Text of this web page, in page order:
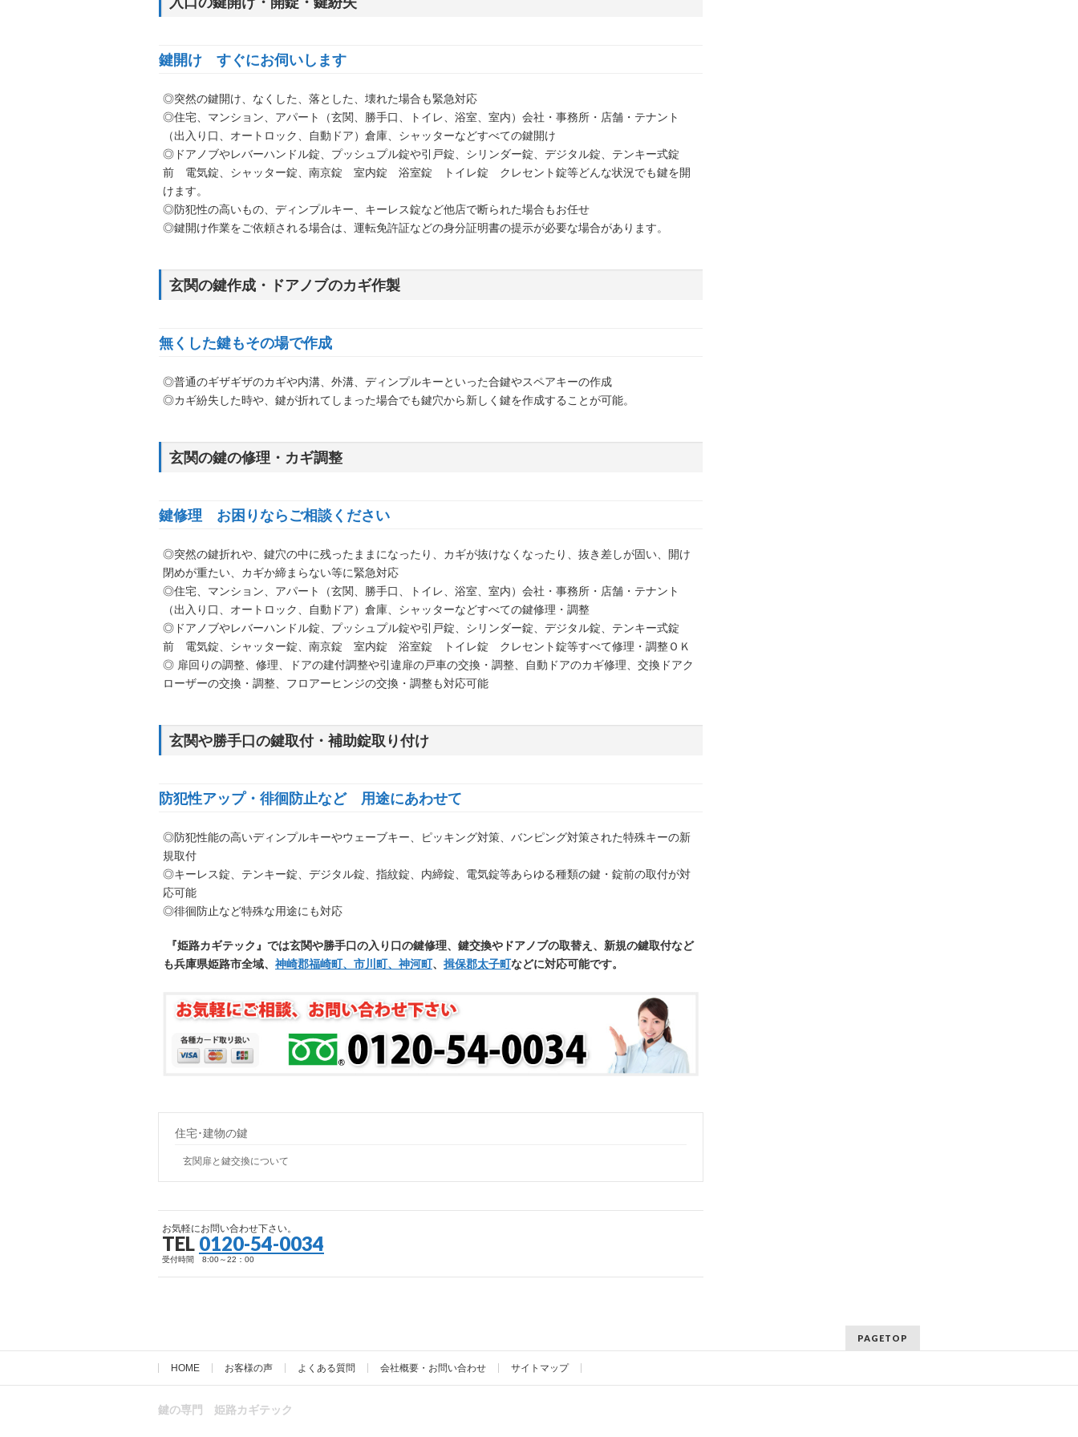
鍵開け すぐにお伺いします
◎突然の鍵開け、なくした、落とした、壊れた場合も緊急対応
◎住宅、マンション、アパート（玄関、勝手口、トイレ、浴室、室内）会社・事務所・店舗・テナント
（出入り口、オートロック、自動ドア）倉庫、シャッターなどすべての鍵開け
◎ドアノブやレバーハンドル錠、プッシュプル錠や引戸錠、シリンダー錠、デジタル錠、テンキー式錠
前 電気錠、シャッター錠、南京錠 室内錠 浴室錠 トイレ錠 クレセント錠等どんな状況でも鍵を開
けます。
◎防犯性の高いもの、ディンプルキー、キーレス錠など他店で断られた場合もお任せ
◎鍵開け作業をご依頼される場合は、運転免許証などの身分証明書の提示が必要な場合があります。
玄関の鍵作成・ドアノブのカギ作製
無くした鍵もその場で作成
◎普通のギザギザのカギや内溝、外溝、ディンプルキーといった合鍵やスペアキーの作成
◎カギ紛失した時や、鍵が折れてしまった場合でも鍵穴から新しく鍵を作成することが可能。
玄関の鍵の修理・カギ調整
鍵修理 お困りならご相談ください
◎突然の鍵折れや、鍵穴の中に残ったままになったり、カギが抜けなくなったり、抜き差しが固い、開け
閉めが重たい、カギか締まらない等に緊急対応
◎住宅、マンション、アパート（玄関、勝手口、トイレ、浴室、室内）会社・事務所・店舗・テナント
（出入り口、オートロック、自動ドア）倉庫、シャッターなどすべての鍵修理・調整
◎ドアノブやレバーハンドル錠、プッシュプル錠や引戸錠、シリンダー錠、デジタル錠、テンキー式錠
前 電気錠、シャッター錠、南京錠 室内錠 浴室錠 トイレ錠 クレセント錠等すべて修理・調整ＯＫ
◎ 扉回りの調整、修理、ドアの建付調整や引違扉の戸車の交換・調整、自動ドアのカギ修理、交換ドアク
ローザーの交換・調整、フロアーヒンジの交換・調整も対応可能
玄関や勝手口の鍵取付・補助錠取り付け
防犯性アップ・徘徊防止など 用途にあわせて
◎防犯性能の高いディンプルキーやウェーブキー、ピッキング対策、バンピング対策された特殊キーの新
規取付
◎キーレス錠、テンキー錠、デジタル錠、指紋錠、内締錠、電気錠等あらゆる種類の鍵・錠前の取付が対
応可能
◎徘徊防止など特殊な用途にも対応
『姫路カギテック』では玄関や勝手口の入り口の鍵修理、鍵交換やドアノブの取替え、新規の鍵取付など
も兵庫県姫路市全域、 神崎郡福崎町、市川町、神河町、 揖保郡太子町などに対応可能です。
住宅･建物の鍵
玄関扉と鍵交換について
お気軽にお問い合わせ下さい。
TEL 0120-54-0034
受付時間 8:00～22：00
PAGETOP
HOME お客様の声 よくある質問 会社概要・お問い合わせ サイトマップ
鍵の専門 姫路カギテック